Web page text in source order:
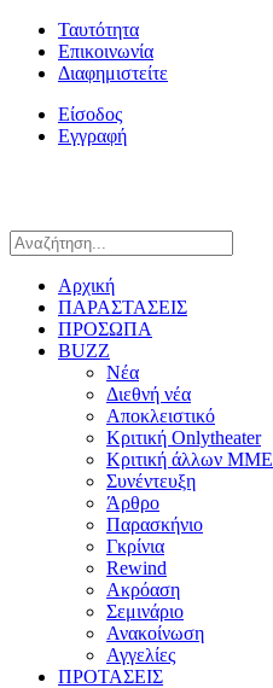
Ταυτότητα
Επικοινωνία
Διαφημιστείτε
Είσοδος
Εγγραφή
Αρχική
ΠΑΡΑΣΤΑΣΕΙΣ
ΠΡΟΣΩΠΑ
BUZZ
Νέα
Διεθνή νέα
Αποκλειστικό
Κριτική Onlytheater
Κριτική άλλων ΜΜΕ
Συνέντευξη
Άρθρο
Παρασκήνιο
Γκρίνια
Rewind
Ακρόαση
Σεμινάριο
Ανακοίνωση
Αγγελίες
ΠΡΟΤΑΣΕΙΣ